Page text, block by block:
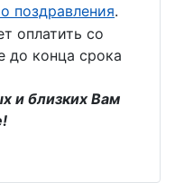
поздравления.
оплатить со
до конца срока
и близких Вам